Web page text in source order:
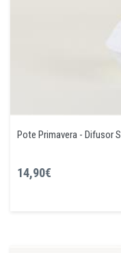
Pote Primavera - Difusor S
14,90€